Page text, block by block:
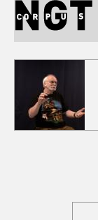
Jump
navigation